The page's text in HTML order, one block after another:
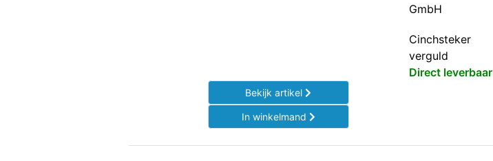
GmbH
Cinchsteker
verguld
Direct leverbaar
Bekijk artikel
In winkelmand